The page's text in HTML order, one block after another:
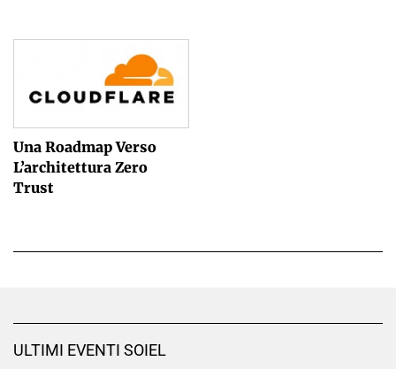
Una Roadmap Verso
L’architettura Zero
Trust
ULTIMI EVENTI SOIEL